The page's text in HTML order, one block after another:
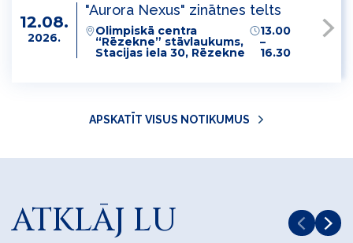
12.08.
2026.
"Aurora Nexus" zinātnes telts
Olimpiskā centra
“Rēzekne” stāvlaukums,
Stacijas iela 30, Rēzekne
13.00
–
16.30
APSKATĪT VISUS NOTIKUMUS
ATKLĀJ LU